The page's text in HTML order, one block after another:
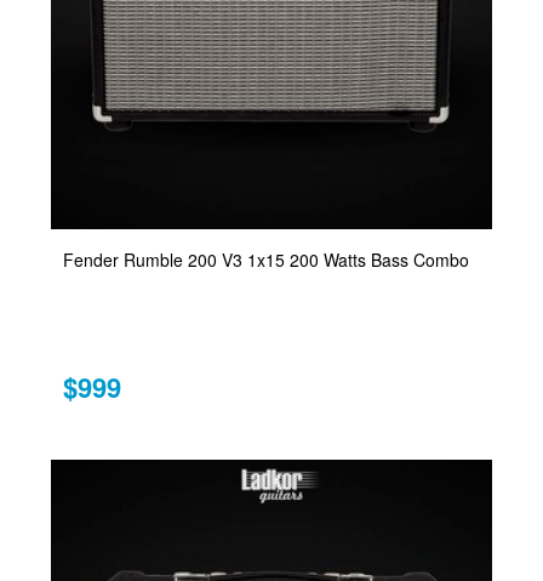
Fender Rumble 200 V3 1x15 200 Watts Bass Combo
$999